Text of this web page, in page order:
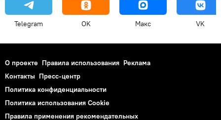
Telegram OK Макс VK
О проекте Правила использования Реклама
Контакты Пресс-центр
Политика конфиденциальности
Политика использования Cookie
Правила применения рекомендательных